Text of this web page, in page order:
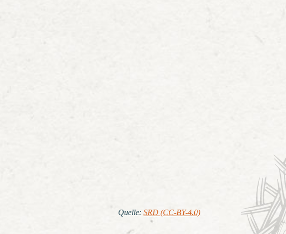
Quelle: SRD (CC-BY-4.0)